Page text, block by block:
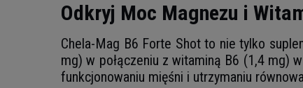
Odkryj Moc Magnezu i
Chela-Mag B6 Forte Shot to nie tylko
mg) w połączeniu z witaminą B6 (1,4 mg)
funkcjonowaniu mięśni i utrzymaniu